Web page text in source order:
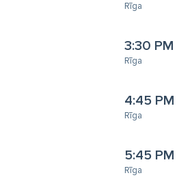
Rīga
3:30 PM
Rīga
4:45 PM
Rīga
5:45 PM
Rīga